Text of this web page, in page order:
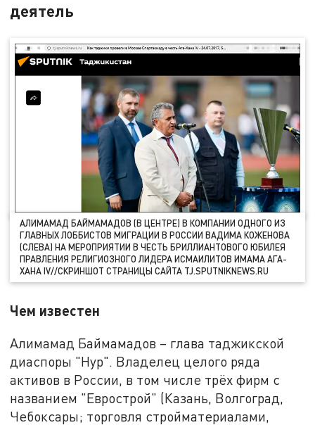
деятель
АЛИМАМАД БАЙМАМАДОВ (В ЦЕНТРЕ) В КОМПАНИИ ОДНОГО ИЗ
ГЛАВНЫХ ЛОББИСТОВ МИГРАЦИИ В РОССИИ ВАДИМА КОЖЕНОВА
(СЛЕВА) НА МЕРОПРИЯТИИ В ЧЕСТЬ БРИЛЛИАНТОВОГО ЮБИЛЕЯ
ПРАВЛЕНИЯ РЕЛИГИОЗНОГО ЛИДЕРА ИСМАИЛИТОВ ИМАМА АГА-
ХАНА IV//СКРИНШОТ СТРАНИЦЫ САЙТА TJ.SPUTNIKNEWS.RU
Чем известен
Алимамад Баймамадов – глава таджикской
диаспоры "Нур". Владелец целого ряда
активов в России, в том числе трёх фирм с
названием "Еврострой" (Казань, Волгоград,
Чебоксары; торговля стройматериалами,